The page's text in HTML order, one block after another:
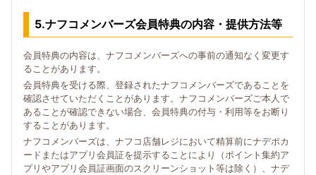
5.ナフコメンバーズ会員特典の内容・提供方法等
会員特典の内容は、ナフコメンバーズへの事前の通知なく変更す
ることがあります。
会員特典を受ける際、登録されたナフコメンバーズであることを
確認させていただくことがあります。ナフコメンバーズご本人で
あることが確認できない場合、会員特典の付与・利用等をお断り
することがあります。
ナフコメンバーズは、ナフコ店舗レジにおいて精算前にナデポカ
ードまたはアプリ会員証を提示することにより（ポイント集約ア
プリやアプリ会員証画面のスクリーンショット等は除く）、ナデ